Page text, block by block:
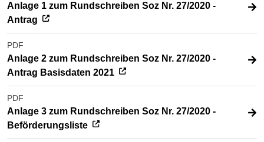
Anlage 1 zum Rundschreiben Soz Nr. 27/2020 -
Antrag
PDF
Anlage 2 zum Rundschreiben Soz Nr. 27/2020 -
Antrag Basisdaten 2021
PDF
Anlage 3 zum Rundschreiben Soz Nr. 27/2020 -
Beförderungsliste